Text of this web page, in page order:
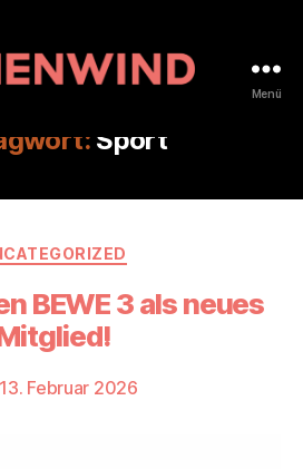
Menü
Sport
Kategorien
BEWE 3 als neues
13. Februar 2026